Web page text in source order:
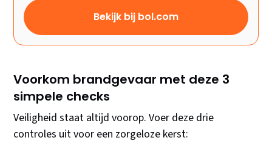
Bekijk bij bol.com
Voorkom brandgevaar met deze 3
simpele checks
Veiligheid staat altijd voorop. Voer deze drie
controles uit voor een zorgeloze kerst: